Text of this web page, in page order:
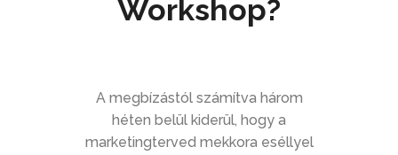
Workshop?
A megbízástól számítva három
héten belül kiderül, hogy a
marketingterved mekkora eséllyel